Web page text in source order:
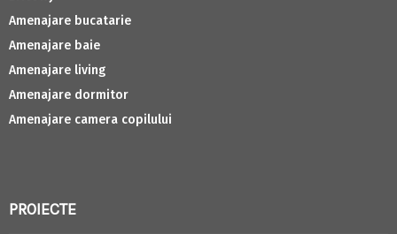
Amenajare bucatarie
Amenajare baie
Amenajare living
Amenajare dormitor
Amenajare camera copilului
PROIECTE